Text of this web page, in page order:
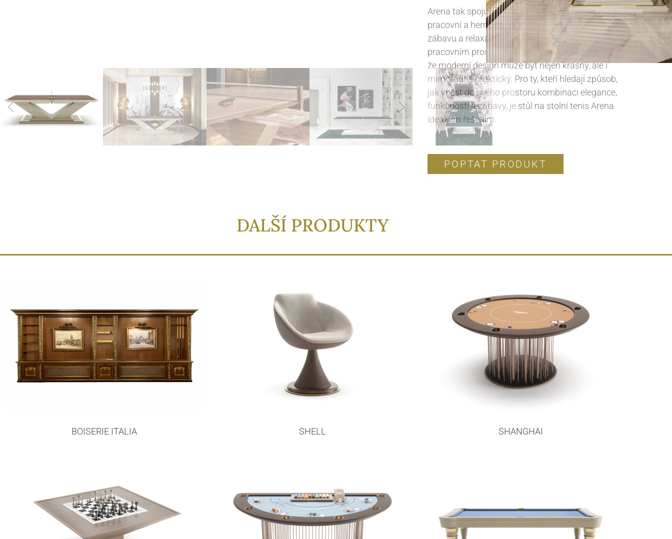
Arena tak spojuje nejlepší vlastnosti dvou světů –
pracovní a herní. Umožňuje uživatelům užít si
zábavu a relaxaci bez nutnosti kompromisů v
pracovním prostředí. Tento stůl je důkazem toho,
že moderní design může být nejen krásný, ale i
mimořádně praktický. Pro ty, kteří hledají způsob,
jak vnést do svého prostoru kombinaci elegance,
funkčnosti a zábavy, je stůl na stolní tenis Arena
ideálním řešením.
POPTAT PRODUKT
DALŠÍ PRODUKTY
BOISERIE ITALIA SHELL SHANGHAI